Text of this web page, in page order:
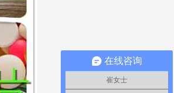
在线咨询
崔女士